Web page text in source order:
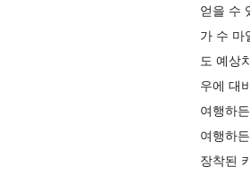
얻을 수
가 수 마
도 예상
우에 대
여행하
여행하
장착된